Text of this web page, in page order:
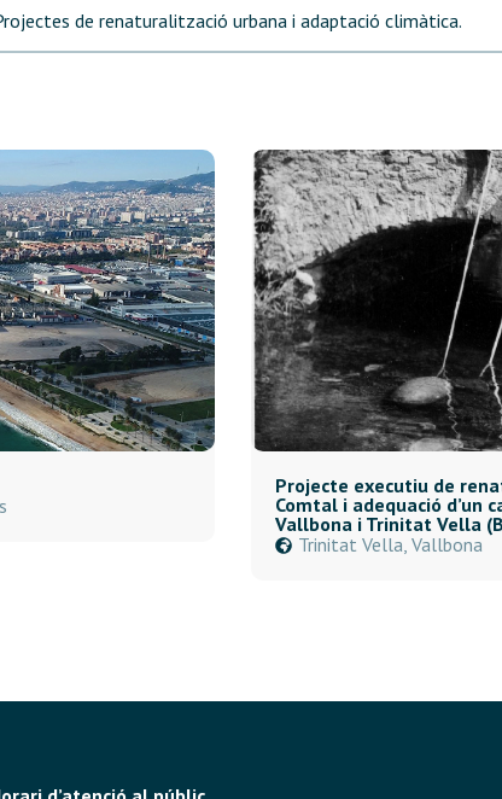
de renaturalització urbana i adaptació climàtica.
Projecte executiu de
Comtal i adequació d’un
Vallbona i Trinitat Vella
Trinitat Vella, Vallbona